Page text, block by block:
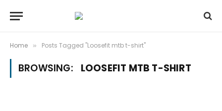
Home » Posts Tagged "Loosefit mtb t-shirt"
BROWSING: LOOSEFIT MTB T-SHIRT